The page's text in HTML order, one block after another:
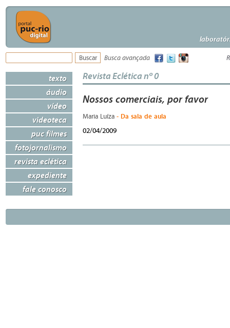
Busca avançada
texto
áudio
vídeo
videoteca
puc filmes
fotojornalismo
revista eclética
expediente
fale conosco
Revista Eclética nº 0
Nossos comerciais, por favor
Maria Luíza - Da sala de aula
02/04/2009